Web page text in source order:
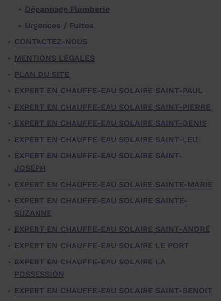
Dépannage Plomberie
Urgences / Fuites
CONTACTEZ-NOUS
MENTIONS LÉGALES
PLAN DU SITE
EXPERT EN CHAUFFE-EAU SOLAIRE SAINT-PAUL
EXPERT EN CHAUFFE-EAU SOLAIRE SAINT-PIERRE
EXPERT EN CHAUFFE-EAU SOLAIRE SAINT-DENIS
EXPERT EN CHAUFFE-EAU SOLAIRE SAINT-LEU
EXPERT EN CHAUFFE-EAU SOLAIRE SAINT-
JOSEPH
EXPERT EN CHAUFFE-EAU SOLAIRE SAINTE-MARIE
EXPERT EN CHAUFFE-EAU SOLAIRE SAINTE-
SUZANNE
EXPERT EN CHAUFFE-EAU SOLAIRE SAINT-ANDRÉ
EXPERT EN CHAUFFE-EAU SOLAIRE LE PORT
EXPERT EN CHAUFFE-EAU SOLAIRE LA
POSSESSION
EXPERT EN CHAUFFE-EAU SOLAIRE SAINT-BENOIT